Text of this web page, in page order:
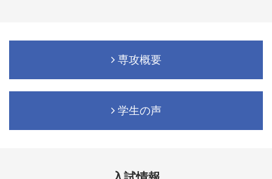
専攻概要
学生の声